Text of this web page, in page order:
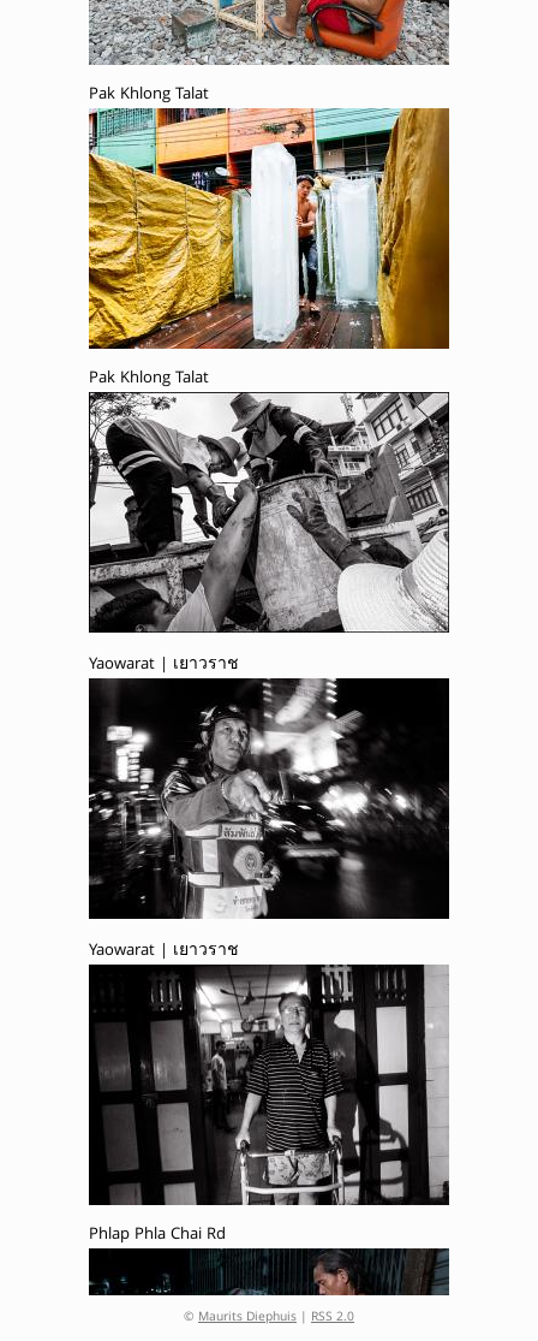
Pak Khlong Talat
Pak Khlong Talat
Yaowarat | เยาวราช
Yaowarat | เยาวราช
Phlap Phla Chai Rd
© Maurits Diephuis | RSS 2.0